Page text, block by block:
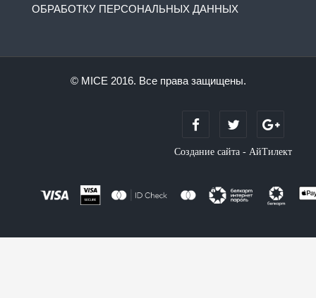
ОБРАБОТКУ ПЕРСОНАЛЬНЫХ ДАННЫХ
© MICE 2016. Все права защищены.
Создание сайта - АйТилект